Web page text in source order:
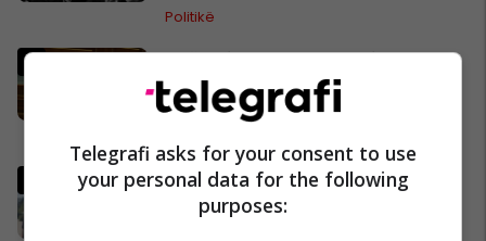
Politikë
Ndërpritet seanca, Kurti nuk
prezanton emër për
kryeparlamentar - kërkon kohë
“Marre duhet me ju ardhë, turp
për votat që i keni”, njëri nga
Telegrafi asks for your consent to use
your personal data for the following
purposes: